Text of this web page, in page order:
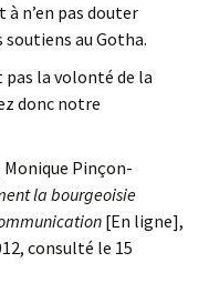
n’en pas douter
au Gotha.
pas la volonté de la
donc notre
Monique Pinçon-
la bourgeoisie
[En ligne],
consulté le 15